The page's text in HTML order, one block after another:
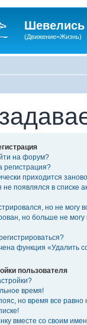
Шевелись
(Движение=Жизнь)
на форум?
приходится
не появлялся в списке
но не могу
но больше не могу
функция «Удалить
пользователя
время!
но время все равно
вместе со своим